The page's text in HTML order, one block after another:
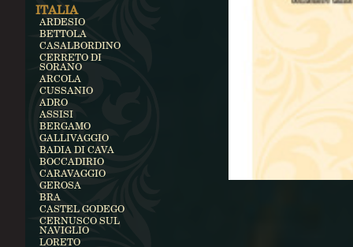
ITALIA
ARDESIO
BETTOLA
CASALBORDINO
CERRETO DI
SORANO
ARCOLA
CUSSANIO
ADRO
ASSISI
BERGAMO
GALLIVAGGIO
BADIA DI CAVA
BOCCADIRIO
CARAVAGGIO
GEROSA
BRA
CASTEL GODEGO
CERNUSCO SUL
NAVIGLIO
LORETO